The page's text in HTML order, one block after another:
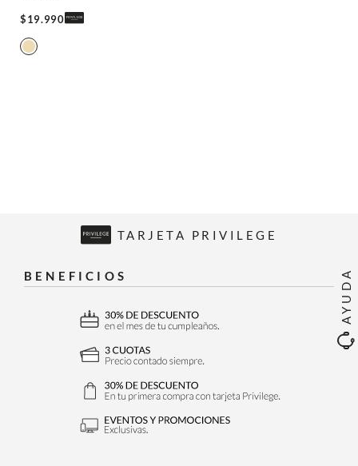
AYUDA
$19.990
TARJETA PRIVILEGE
BENEFICIOS